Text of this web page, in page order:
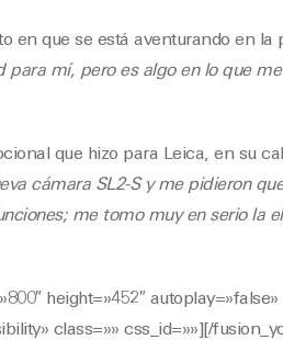
en que se está aventurando en la
para mí, pero es algo en lo que
que hizo para Leica, en su
cámara SL2-S y me pidieron
me tomo muy en serio la
height=»452″
class=»» css_id=»»][/